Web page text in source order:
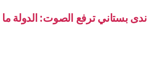
ندى بستاني ترفع الصوت: الدولة